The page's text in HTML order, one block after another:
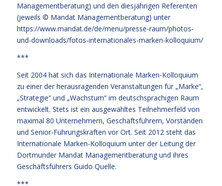
Managementberatung) und den diesjährigen Referenten
(jeweils © Mandat Managementberatung) unter
https://www.mandat.de/de/menu/presse-raum/photos-
und-downloads/fotos-internationales-marken-kolloquium/
***
Seit 2004 hat sich das Internationale Marken-Kolloquium
zu einer der herausragenden Veranstaltungen für „Marke“,
„Strategie“ und „Wachstum“ im deutschsprachigen Raum
entwickelt. Stets ist ein ausgewähltes Teilnehmerfeld von
maximal 80 Unternehmern, Geschäftsführern, Vorständen
und Senior-Führungskräften vor Ort. Seit 2012 steht das
Internationale Marken-Kolloquium unter der Leitung der
Dortmunder Mandat Managementberatung und ihres
Geschäftsführers Guido Quelle.
***